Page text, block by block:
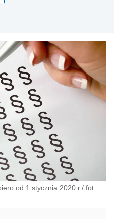
od 1 stycznia 2020 r./ fot.